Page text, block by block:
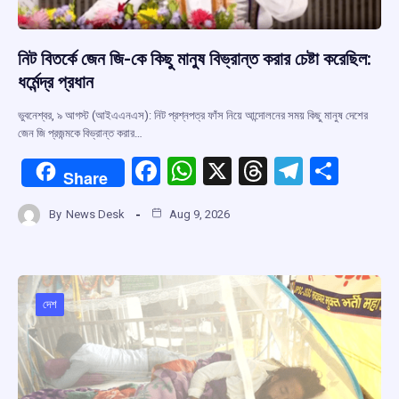
নিট বিতর্কে জেন জি-কে কিছু মানুষ বিভ্রান্ত করার চেষ্টা করেছিল:
ধর্মেন্দ্র প্রধান
ভুবনেশ্বর, ৯ আগস্ট (আইএএনএস): নিট প্রশ্নপত্র ফাঁস নিয়ে আন্দোলনের সময় কিছু মানুষ দেশের
জেন জি প্রজন্মকে বিভ্রান্ত করার…
Share
F
ce
o
o
k
W
at
A
p
p
X
T
d
s
T
a
m
By News Desk Aug 9, 2026
দেশ